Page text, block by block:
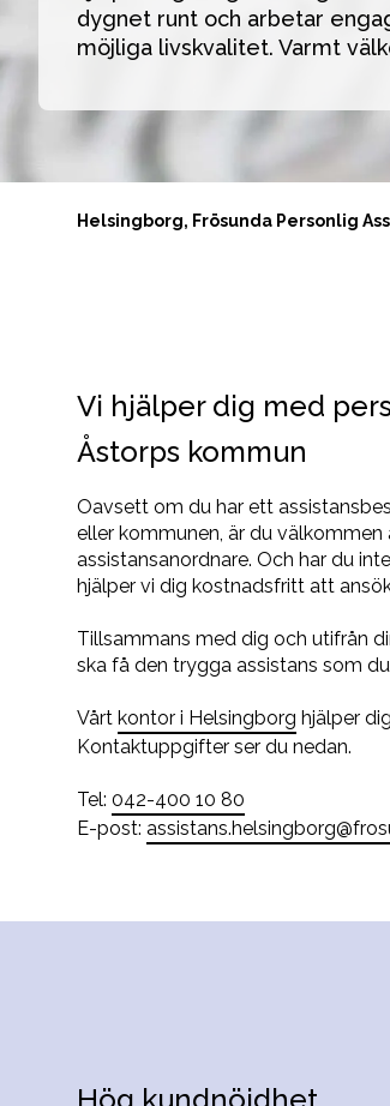
dygnet runt och arbetar
möjliga livskvalitet. Varmt
Helsingborg, Frösunda Personlig
Vi hjälper dig med
Åstorps kommun
Oavsett om du har ett
eller kommunen, är du
assistansanordnare. Och har du
hjälper vi dig kostnadsfritt att
Tillsammans med dig och utifrån
ska få den trygga assistans som
Vårt kontor i Helsingborg hjälper
Kontaktuppgifter ser du nedan.
Tel: 042-400 10 80
E-post:
Hög kundnöjdhet